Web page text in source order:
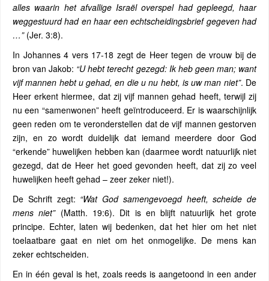
alles waarin het afvallige Israël overspel had gepleegd, haar
weggestuurd had en haar een echtscheidingsbrief gegeven had
…”(Jer. 3:8).
In Johannes 4 vers 17-18 zegt de Heer tegen de vrouw bij de
bron van Jakob: “U hebt terecht gezegd: Ik heb geen man; want
vijf mannen hebt u gehad, en die u nu hebt, is uw man niet”. De
Heer erkent hiermee, dat zij vijf mannen gehad heeft, terwijl zij
nu een “samenwonen” heeft geïntroduceerd. Er is waarschijnlijk
geen reden om te veronderstellen dat de vijf mannen gestorven
zijn, en zo wordt duidelijk dat iemand meerdere door God
“erkende” huwelijken hebben kan (daarmee wordt natuurlijk niet
gezegd, dat de Heer het goed gevonden heeft, dat zij zo veel
huwelijken heeft gehad – zeer zeker niet!).
De Schrift zegt: “Wat God samengevoegd heeft, scheide de
mens niet”(Matth. 19:6). Dit is en blijft natuurlijk het grote
principe. Echter, laten wij bedenken, dat het hier om het niet
toelaatbare gaat en niet om het onmogelijke. De mens kan
zeker echtscheiden.
En in één geval is het, zoals reeds is aangetoond in een ander